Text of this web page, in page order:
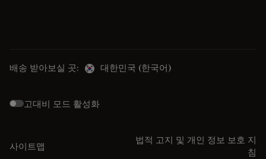
배송 받아보실 곳: 대한민국 (한국어)
고대비 모드 활성화
사이트맵
법적 고지 및 개인 정보 보호 지
침